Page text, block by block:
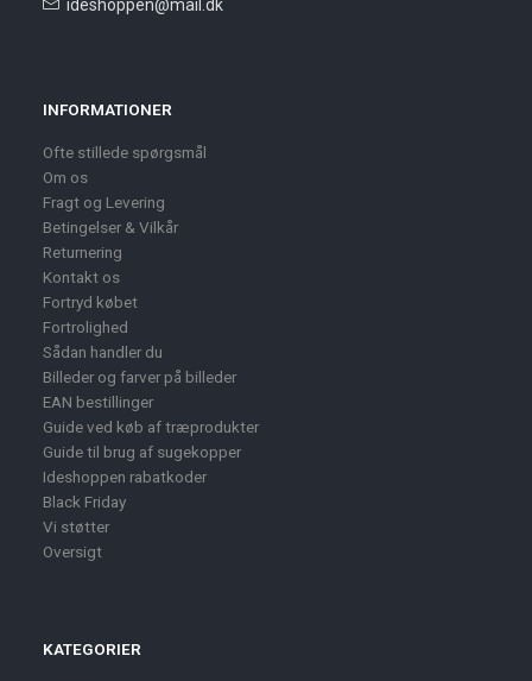
ideshoppen@mail.dk
INFORMATIONER
Ofte stillede spørgsmål
Om os
Fragt og Levering
Betingelser & Vilkår
Returnering
Kontakt os
Fortryd købet
Fortrolighed
Sådan handler du
Billeder og farver på billeder
EAN bestillinger
Guide ved køb af træprodukter
Guide til brug af sugekopper
Ideshoppen rabatkoder
Black Friday
Vi støtter
Oversigt
KATEGORIER